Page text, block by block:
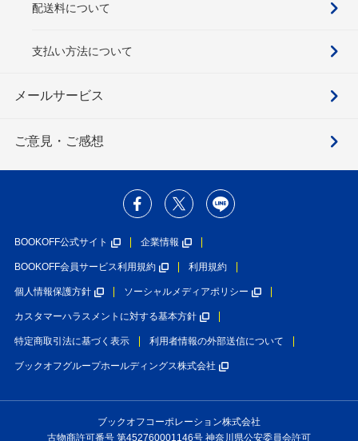
配送料について
支払い方法について
メールサービス
ご意見・ご感想
BOOKOFF公式サイト 企業情報
BOOKOFF会員サービス利用規約 利用規約
個人情報保護方針 ソーシャルメディアポリシー
カスタマーハラスメントに対する基本方針
特定商取引法に基づく表示 利用者情報の外部送信について
ブックオフグループホールディングス株式会社
ブックオフコーポレーション株式会社
古物商許可番号 第452760001146号 神奈川県公安委員会許可